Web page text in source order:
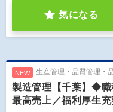
気になる
NEW 生産管理・品質管理・
製造管理【千葉】◆職
最高売上／福利厚生